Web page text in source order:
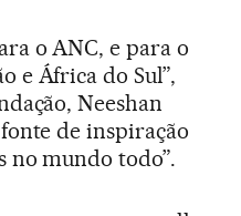
o ANC, e para o
e África do Sul”,
Neeshan
de inspiração
no mundo todo”.